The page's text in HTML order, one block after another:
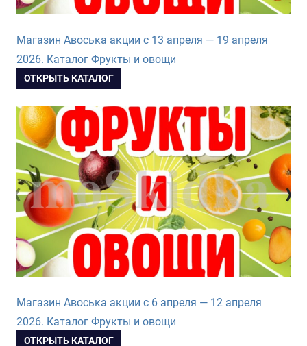
Магазин Авоська акции с 13 апреля — 19 апреля
2026. Каталог Фрукты и овощи
ОТКРЫТЬ КАТАЛОГ
Магазин Авоська акции с 6 апреля — 12 апреля
2026. Каталог Фрукты и овощи
ОТКРЫТЬ КАТАЛОГ